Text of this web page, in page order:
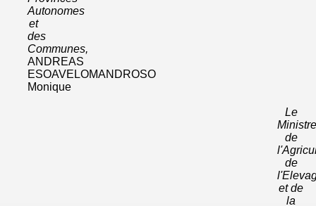
Autonomes
et
des
Communes,
ANDREAS
ESOAVELOMANDROSO
Monique
Le
Ministre
de
de
et de
la